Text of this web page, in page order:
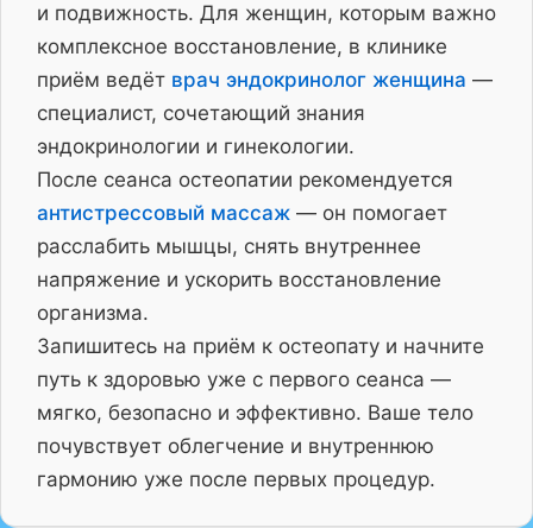
и подвижность. Для женщин, которым важно
комплексное восстановление, в клинике
приём ведёт врач эндокринолог женщина —
специалист, сочетающий знания
эндокринологии и гинекологии.
После сеанса остеопатии рекомендуется
антистрессовый массаж — он помогает
расслабить мышцы, снять внутреннее
напряжение и ускорить восстановление
организма.
Запишитесь на приём к остеопату и начните
путь к здоровью уже с первого сеанса —
мягко, безопасно и эффективно. Ваше тело
почувствует облегчение и внутреннюю
гармонию уже после первых процедур.